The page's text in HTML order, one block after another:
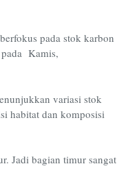
pada stok karbon
pada Kamis,
variasi stok
habitat dan komposisi
Jadi bagian timur sangat